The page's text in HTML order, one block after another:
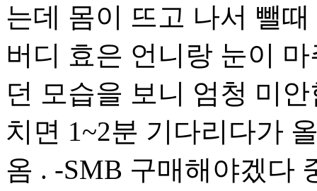
는데 몸이 뜨고 나서 뺄
버디 효은 언니랑 눈이
던 모습을 보니 엄청 미
치면 1~2분 기다리다가
옴 . -SMB 구매해야겠다